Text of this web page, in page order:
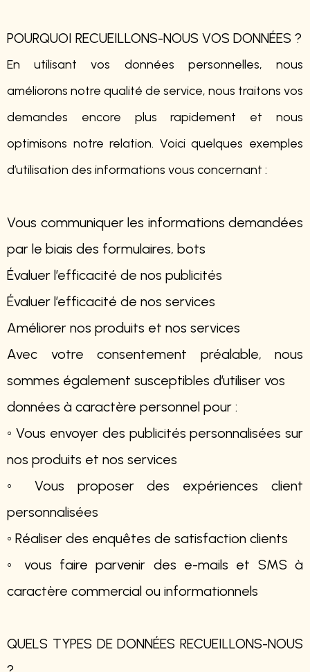
POURQUOI RECUEILLONS-NOUS VOS DONNÉES ?
En utilisant vos données personnelles, nous
améliorons notre qualité de service, nous traitons vos
demandes encore plus rapidement et nous
optimisons notre relation. Voici quelques exemples
d’utilisation des informations vous concernant :
Vous communiquer les informations demandées
par le biais des formulaires, bots
Évaluer l’efficacité de nos publicités
Évaluer l’efficacité de nos services
Améliorer nos produits et nos services
Avec votre consentement préalable, nous
sommes également susceptibles d’utiliser vos
données à caractère personnel pour :
◦ Vous envoyer des publicités personnalisées sur
nos produits et nos services
◦ Vous proposer des expériences client
personnalisées
◦ Réaliser des enquêtes de satisfaction clients
◦ vous faire parvenir des e-mails et SMS à
caractère commercial ou informationnels
QUELS TYPES DE DONNÉES RECUEILLONS-NOUS